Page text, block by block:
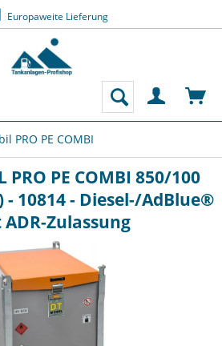
Europaweite Lieferung
PRO PE COMBI
PRO PE COMBI 850/100
- 10814 - Diesel-/AdBlue®
Zulassung